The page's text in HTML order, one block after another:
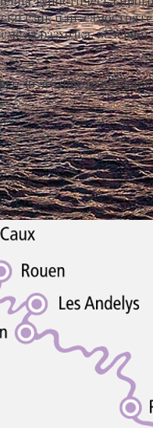
език или
за разходка, вечеря
до летището в